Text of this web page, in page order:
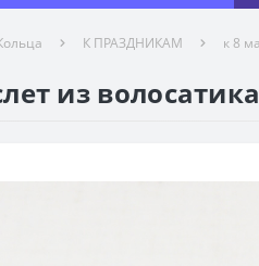
К ПРАЗДНИКАМ к 8
из